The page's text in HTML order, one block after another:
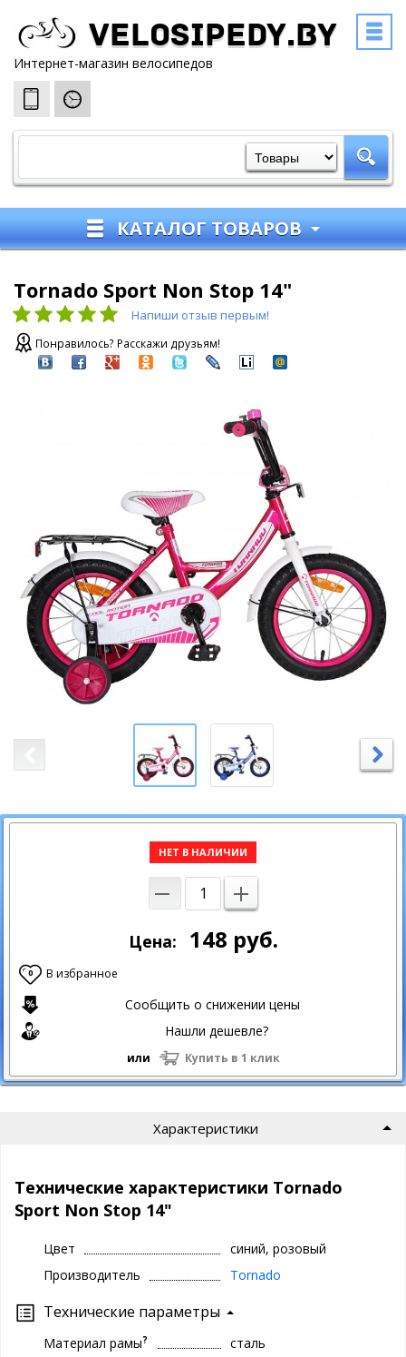
Velosipedy.by
Интернет-магазин велосипедов
КАТАЛОГ ТОВАРОВ
Tornado Sport Non Stop 14"
Напиши отзыв первым!
Понравилось? Расскажи друзьям!
НЕТ В НАЛИЧИИ
Цена: 148 руб.
0 В избранное
Сообщить о снижении цены
Нашли дешевле?
или Купить в 1 клик
Характеристики
Технические характеристики Tornado
Sport Non Stop 14"
Цвет
синий, розовый
Производитель
Tornado
Технические параметры
Материал рамы?
сталь